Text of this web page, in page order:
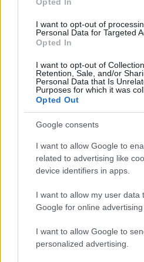
I want to opt-out of
Personal Data for Targeted
Opted In
I want to opt-out of
Retention, Sale, and/or
Personal Data that Is
Purposes for which it was
Opted Out
Google consents
I want to allow Google to
related to advertising like
device identifiers in apps.
I want to allow my user data
Google for online advertising
I want to allow Google to
personalized advertising.
értékrendünket képviseljük,
egyfajta öngondoskodásról
Ádám Annabella, a
Pont pszichológusa.
valóban megjelenhet a
szakértő szerint, hiszen
valahová való tartozás
óhatatlanul definiáljuk a
azon keresztül is, hogy
vagyunk részei.
A zöld illúzió:
valóság?